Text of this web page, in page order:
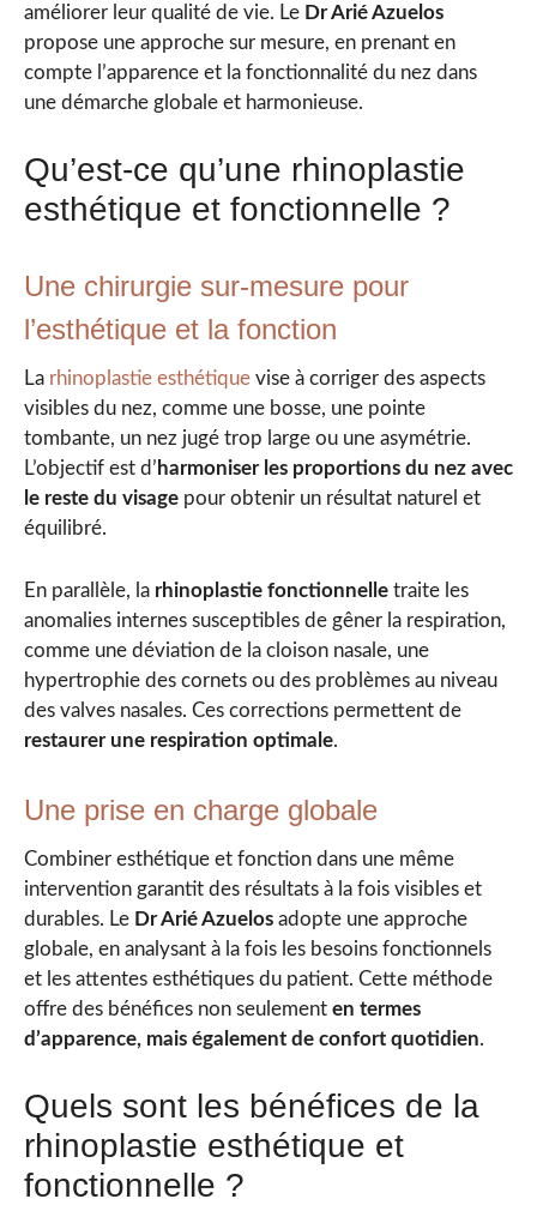
améliorer leur qualité de vie. Le Dr Arié Azuelos
propose une approche sur mesure, en prenant en
compte l’apparence et la fonctionnalité du nez dans
une démarche globale et harmonieuse.
Qu’est-ce qu’une rhinoplastie
esthétique et fonctionnelle ?
Une chirurgie sur-mesure pour
l’esthétique et la fonction
La rhinoplastie esthétique vise à corriger des aspects
visibles du nez, comme une bosse, une pointe
tombante, un nez jugé trop large ou une asymétrie.
L’objectif est d’ harmoniser les proportions du nez avec
le reste du visage pour obtenir un résultat naturel et
équilibré.
En parallèle, la rhinoplastie fonctionnelle traite les
anomalies internes susceptibles de gêner la respiration,
comme une déviation de la cloison nasale, une
hypertrophie des cornets ou des problèmes au niveau
des valves nasales. Ces corrections permettent de
restaurer une respiration optimale.
Une prise en charge globale
Combiner esthétique et fonction dans une même
intervention garantit des résultats à la fois visibles et
durables. Le Dr Arié Azuelos adopte une approche
globale, en analysant à la fois les besoins fonctionnels
et les attentes esthétiques du patient. Cette méthode
offre des bénéfices non seulement en termes
d’apparence, mais également de confort quotidien.
Quels sont les bénéfices de la
rhinoplastie esthétique et
fonctionnelle ?